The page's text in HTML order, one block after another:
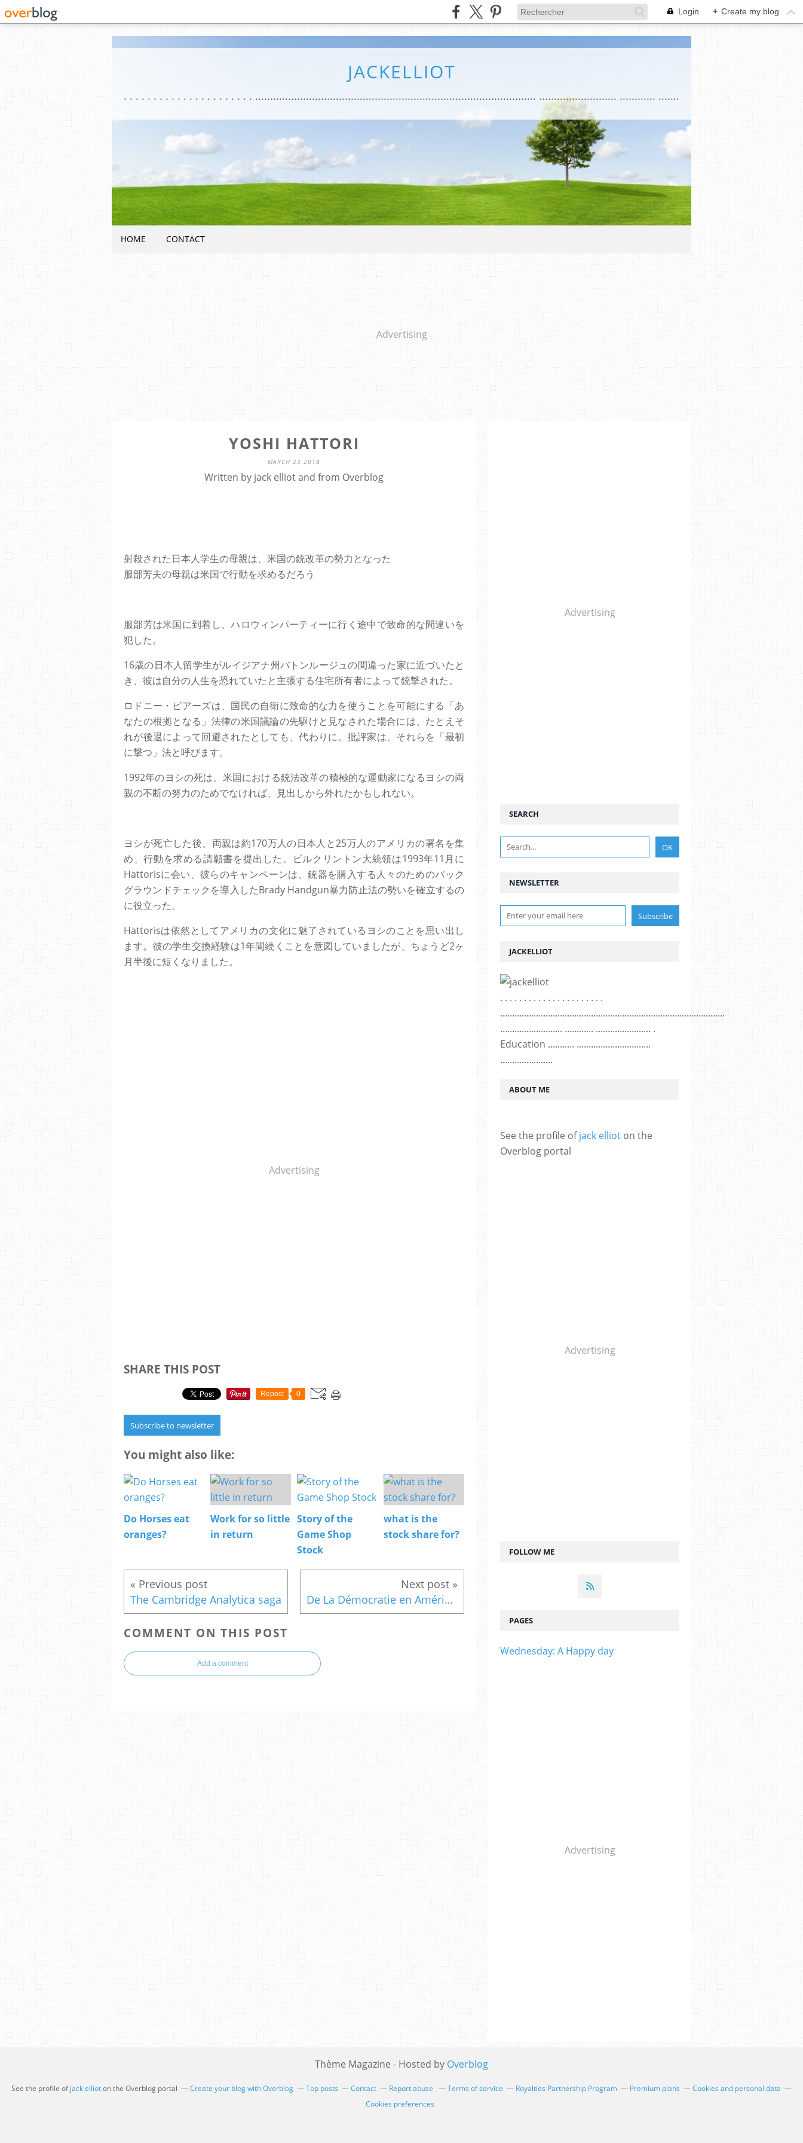
Login + Create my blog
JACKELLIOT
. . . . . . . . . . . . . . . . . . . . . . .............................................................................................. .......................... ............ ....................... . Education ........... ............................... ......................
HOME CONTACT
Advertising
YOSHI HATTORI
MARCH 23 2018
Written by jack elliot and from Overblog
射殺された日本人学生の母親は、米国の銃改革の勢力となった
服部芳夫の母親は米国で行動を求めるだろう
服部芳は米国に到着し、ハロウィンパーティーに行く途中で致命的な間違いを
犯した。
16歳の日本人留学生がルイジアナ州バトンルージュの間違った家に近づいたと
き、彼は自分の人生を恐れていたと主張する住宅所有者によって銃撃された。
ロドニー・ピアーズは、国民の自衛に致命的な力を使うことを可能にする「あ
なたの根拠となる」法律の米国議論の先駆けと見なされた場合には、たとえそ
れが後退によって回避されたとしても、代わりに。批評家は、それらを「最初
に撃つ」法と呼びます。
1992年のヨシの死は、米国における銃法改革の積極的な運動家になるヨシの両
親の不断の努力のためでなければ、見出しから外れたかもしれない。
ヨシが死亡した後、両親は約170万人の日本人と25万人のアメリカの署名を集
め、行動を求める請願書を提出した。ビルクリントン大統領は1993年11月に
Hattorisに会い、彼らのキャンペーンは、銃器を購入する人々のためのバック
グラウンドチェックを導入したBrady Handgun暴力防止法の勢いを確立するの
に役立った。
Hattorisは依然としてアメリカの文化に魅了されているヨシのことを思い出し
ます。彼の学生交換経験は1年間続くことを意図していましたが、ちょうど2ヶ
月半後に短くなりました。
Advertising
SHARE THIS POST
Repost 0
Subscribe to newsletter
You might also like:
Do Horses eat
oranges?
Work for so little
in return
Story of the
Game Shop
Stock
what is the
stock share for?
The Cambridge Analytica saga De La Démocratie en Amérique
COMMENT ON THIS POST
Add a comment
Advertising
NEWSLETTER
FOLLOW ME
SEARCH
JACKELLIOT
. . . . . . . . . . . . . . . . . . . . . .
..............................................................................................
.......................... ............ ....................... .
Education ........... ...............................
......................
ABOUT ME
See the profile ofjack elliot on the
Overblog portal
Advertising
PAGES
Wednesday: A Happy day
Advertising
Thème Magazine - Hosted by Overblog
See the profile ofjack ellioton the Overblog portal Create your blog with Overblog Top posts Contact Report abuse Terms of service Royalties Partnership Program Premium plans
Cookies and personal data
Cookies preferences